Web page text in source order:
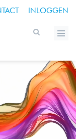
INLOGGEN